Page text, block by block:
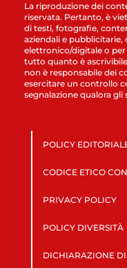
La riproduzione dei
riservata. Pertanto, è
di testi, fotografie,
aziendali e pubblicitarie,
elettronico/digitale o
tutto quanto è
non è responsabile dei
esercitare un controllo
segnalazione qualora gli
POLICY
CODICE ETICO
PRIVACY POLICY
POLICY DIVERSITÀ
DICHIARAZIONE